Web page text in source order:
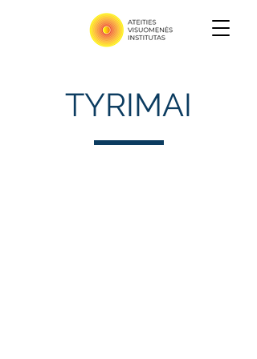
TYRIMAI